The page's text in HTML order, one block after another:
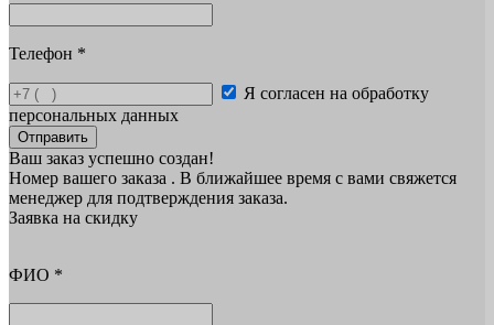
Телефон *
Я согласен на обработку
персональных данных
Отправить
Ваш заказ успешно создан!
Номер вашего заказа . В ближайшее время с вами свяжется
менеджер для подтверждения заказа.
Заявка на скидку
ФИО *